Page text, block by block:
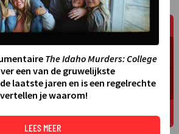
The Idaho Murders: College
een van de gruwelijkste
laatste jaren en is een regelrechte
je waarom!
LEES MEER